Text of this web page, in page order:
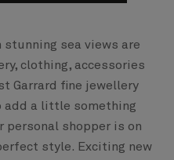
sea views are
clothing, accessories
Garrard fine jewellery
add a little something
personal shopper is on
style. Exciting new